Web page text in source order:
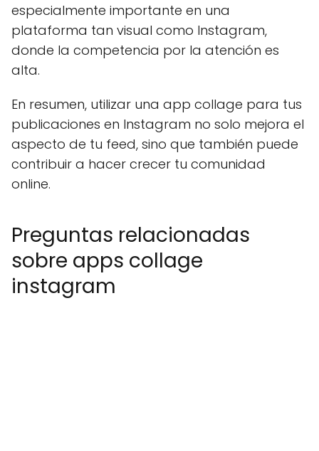
especialmente importante en una
plataforma tan visual como Instagram,
donde la competencia por la atención es
alta.
En resumen, utilizar una app collage para tus
publicaciones en Instagram no solo mejora el
aspecto de tu feed, sino que también puede
contribuir a hacer crecer tu comunidad
online.
Preguntas relacionadas
sobre apps collage
instagram